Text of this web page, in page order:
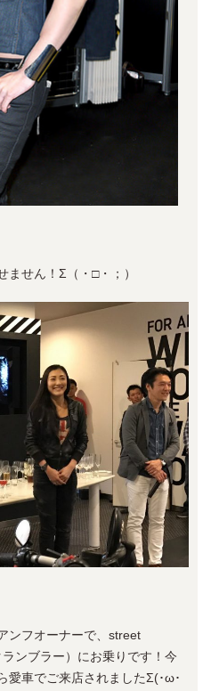
ません！Σ（・□・；）
ンフオーナーで、street
ンブラー）にお乗りです！今
愛車でご来店されましたΣ(･ω･